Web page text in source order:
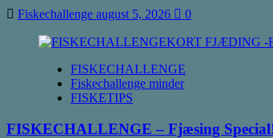
Fiskechallenge august 5, 2026 0
FISKECHALLENGE
Fiskechallenge minder
FISKETIPS
FISKECHALLENGE – Fjæsing